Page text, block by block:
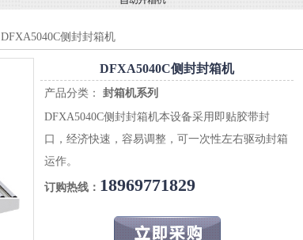
DFXA5040C侧封封箱机
DFXA5040C侧封封箱机
产品分类： 封箱机系列
DFXA5040C侧封封箱机本设备采用即贴胶带封
口，经济快速，容易调整，可一次性左右驱动封箱
运作。
订购热线： 18969771829